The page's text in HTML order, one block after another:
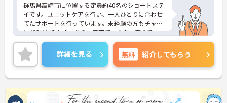
群馬県高崎市に位置する定員約40名のショートステ
イです。ユニットケアを行い、一人ひとりに合わせ
てたサポートを行っています。未経験の方もチャレ
ンジOK♪託児所もあり、子育て中の方も安心です。
ご興味のある方には、面接対策ポイントなど、さら
に詳細をお話しいたしますのでお気軽にご相談くだ
さい！
詳細を見る 無料 紹介してもらう